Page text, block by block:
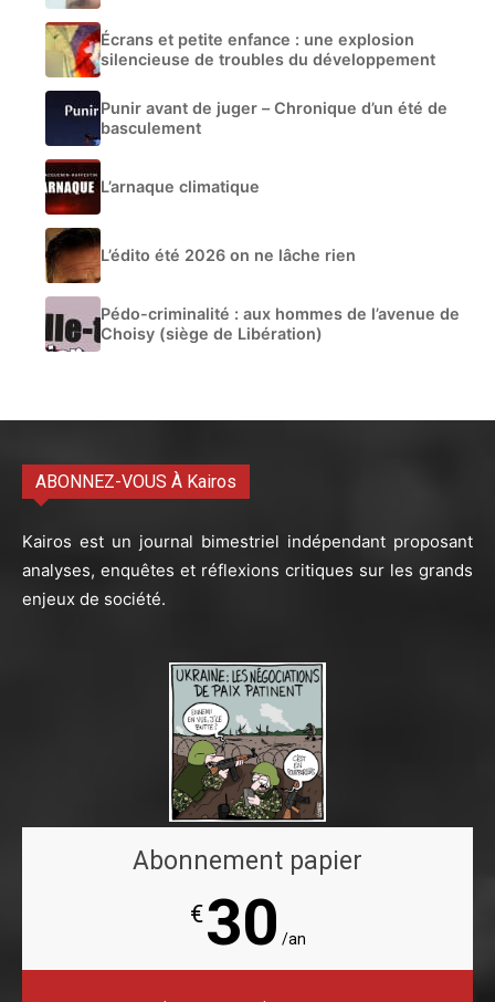
Écrans et petite enfance : une explosion
silencieuse de troubles du développement
Punir avant de juger – Chronique d’un été de
basculement
L’arnaque climatique
L’édito été 2026 on ne lâche rien
Pédo-criminalité : aux hommes de l’avenue de
Choisy (siège de Libération)
ABONNEZ-VOUS À Kairos
Kairos est un journal bimestriel indépendant proposant
analyses, enquêtes et réflexions critiques sur les grands
enjeux de société.
Abonnement papier
€30 /an